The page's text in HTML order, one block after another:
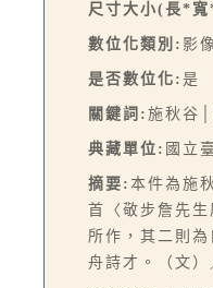
尺寸大小(長*
數位化類別: 影
是否數位化: 是
關鍵詞: 施秋谷
典藏單位: 國立
摘要: 本件為施
首〈敬步詹先
所作，其二則
舟詩才。（文）